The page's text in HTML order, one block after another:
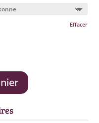
Effacer